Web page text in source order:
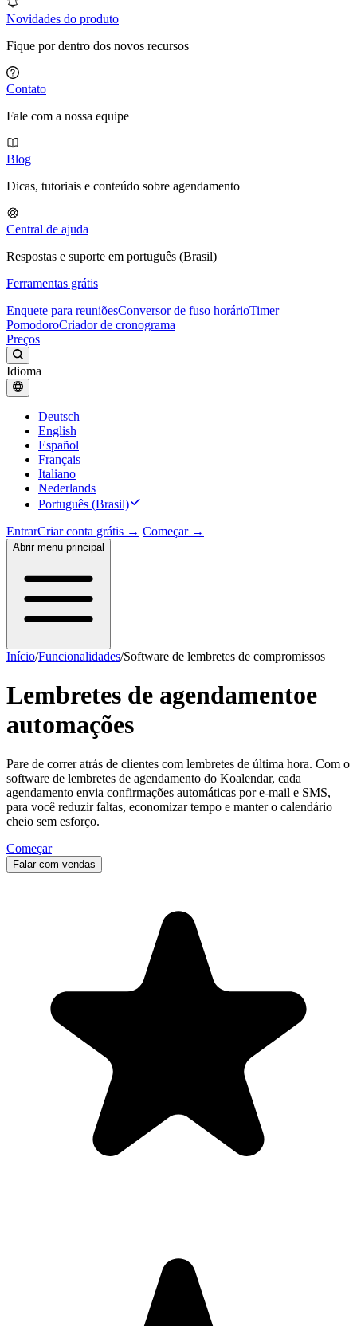
Novidades do produto
Fique por dentro dos novos recursos
Contato
Fale com a nossa equipe
Blog
Dicas, tutoriais e conteúdo sobre agendamento
Central de ajuda
Respostas e suporte em português (Brasil)
Ferramentas grátis
Enquete para reuniõesConversor de fuso horárioTimer
PomodoroCriador de cronograma
Preços
Idioma
Deutsch
English
Español
Français
Italiano
Nederlands
Português (Brasil)
EntrarCriar conta grátis → Começar →
Abrir menu principal
Início/Funcionalidades/Software de lembretes de compromissos
Lembretes de agendamentoe
automações
Pare de correr atrás de clientes com lembretes de última hora. Com o
software de lembretes de agendamento do Koalendar, cada
agendamento envia confirmações automáticas por e-mail e SMS,
para você reduzir faltas, economizar tempo e manter o calendário
cheio sem esforço.
Começar
Falar com vendas